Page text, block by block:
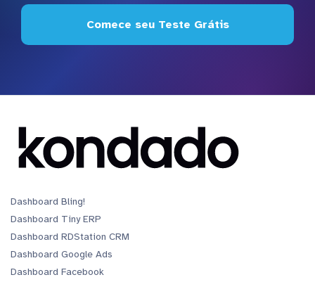
Comece seu Teste Grátis
Dashboard Bling!
Dashboard Tiny ERP
Dashboard RDStation CRM
Dashboard Google Ads
Dashboard Facebook